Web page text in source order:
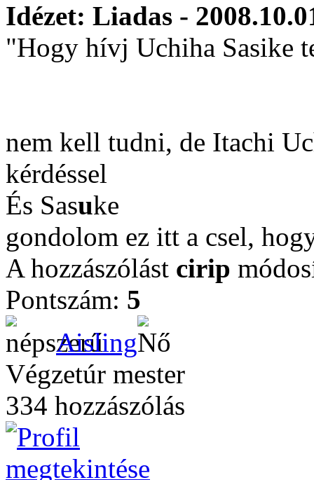
Idézet: Liadas -
"Hogy hívj Uchiha Sasike
nem kell tudni, de Itachi
kérdéssel
És Sasuke
gondolom ez itt a csel,
A hozzászólást cirip
Pontszám: 5
Aisling
Végzetúr mester
334 hozzászólás